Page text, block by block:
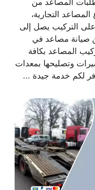
التجارية،
التركيب يصل إلى
صيانة مصاعد في
المصاعد بكافة
وتصليحها بمعدات
لكم خدمة جيدة ...